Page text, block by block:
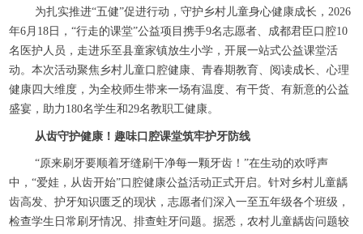
为扎实推进“五健”促进行动，守护乡村儿童身心健康成长，2026
年6月18日，“行走的课堂”公益项目携手9名志愿者、成都君臣口腔10
名医护人员，走进乐至县童家镇放生小学，开展一站式公益课堂活
动。本次活动聚焦乡村儿童口腔健康、青春期教育、阅读成长、心理
健康四大维度，为全校师生带来一场有温度、有干货、有新意的公益
盛宴，助力180名学生和29名教职工健康。
从齿守护健康！趣味口腔课堂筑牢护牙防线
“原来刷牙要顺着牙缝刷干净每一颗牙齿！”在生动的欢呼声
中，“爱娃，从齿开始”口腔健康公益活动正式开启。针对乡村儿童龋
齿高发、护牙知识匮乏的现状，志愿者们深入一至五年级各个班级，
检查学生日常刷牙情况、排查蛀牙问题。据悉，农村儿童龋齿问题较